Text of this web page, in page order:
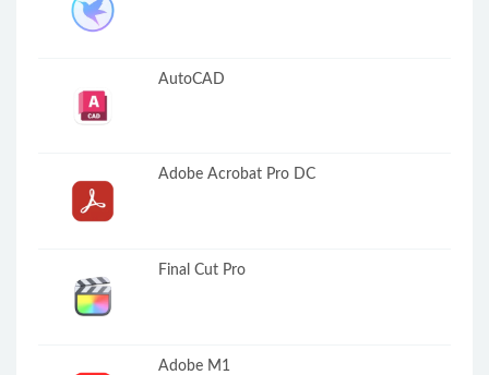
AutoCAD
Adobe Acrobat Pro DC
Final Cut Pro
Adobe M1